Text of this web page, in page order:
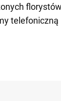
telefoniczną